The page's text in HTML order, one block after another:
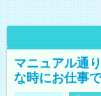
マニュアル通
な時にお仕事